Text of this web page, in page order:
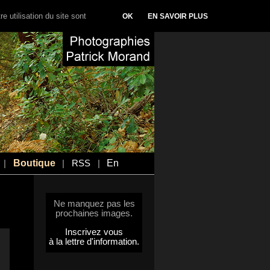
Boutique RSS En
Ne manquez pas les
prochaines images.
Inscrivez vous
à la lettre d'information.
utilisation du site sont OK EN SAVOIR PLUS